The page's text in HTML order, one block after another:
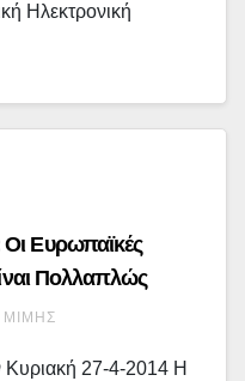
Ηλεκτρονική
Ευρωπαϊκές
Πολλαπλώς
Κυριακή 27-4-2014 Η